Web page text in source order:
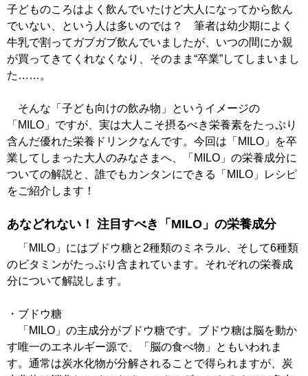
子どものころはよく飲んでいたけど大人になってから飲ん
でいない、という人は多いのでは？ 筆者は幼少期によく
牛乳で割ってガブガブ飲んでいましたが、いつの間にか親
が買ってきてくれなくなり、そのまま“卒業”してしまいまし
た……。
そんな「子ども向けの飲み物」というイメージの
「MILO」ですが、実は大人こそ摂るべき栄養素をたっぷり
含んだ優れた栄養ドリンクなんです。今回は「MILO」を卒
業してしまった大人のみなさまへ、「MILO」の栄養成分に
ついての解説と、誰でもカンタンにできる「MILO」レシピ
をご紹介します！
あなどれない！ 注目すべき「MILO」の栄養成分
「MILO」にはブドウ糖と2種類のミネラル、そして6種類
のビタミンがたっぷり含まれています。それぞれの栄養成
分について解説します。
・ブドウ糖
「MILO」の主成分がブドウ糖です。ブドウ糖は脳を動か
す唯一のエネルギー源で、「脳の食べ物」ともいわれま
す。通常は炭水化物が分解されることで得られますが、炭